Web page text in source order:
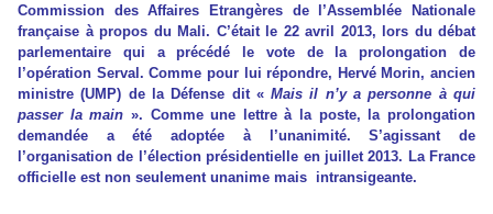
Commission des Affaires Etrangères de l’Assemblée Nationale
française à propos du Mali. C’était le 22 avril 2013, lors du débat
parlementaire qui a précédé le vote de la prolongation de
l’opération Serval. Comme pour lui répondre, Hervé Morin, ancien
ministre (UMP) de la Défense dit «Mais il n’y a personne à qui
passer la main ». Comme une lettre à la poste, la prolongation
demandée a été adoptée à l’unanimité. S’agissant de
l’organisation de l’élection présidentielle en juillet 2013. La France
officielle est non seulement unanime mais intransigeante.